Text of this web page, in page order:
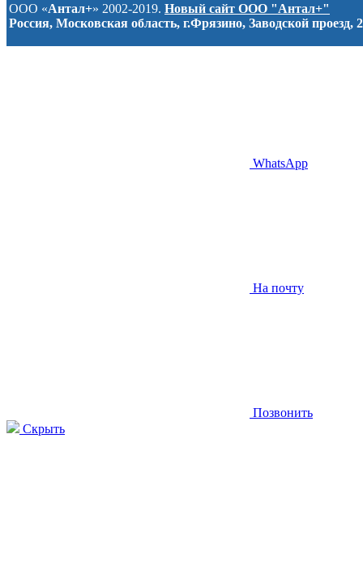
ООО «Антал+» 2002-2019. Новый сайт ООО "Антал+"
Россия, Московская область, г.Фрязино, Заводской проезд, 2
WhatsApp
На почту
Позвонить
Скрыть